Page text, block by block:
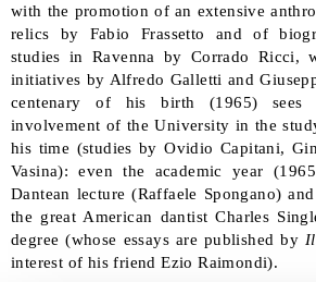
with the promotion of an extensive
relics by Fabio Frassetto and of
studies in Ravenna by Corrado Ricci,
initiatives by Alfredo Galletti and
centenary of his birth (1965)
involvement of the University in the
his time (studies by Ovidio Capitani,
Vasina): even the academic year
Dantean lecture (Raffaele Spongano)
the great American dantist Charles
degree (whose essays are published by
interest of his friend Ezio Raimondi).